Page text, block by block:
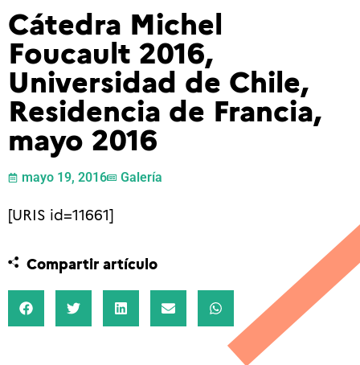
Cátedra Michel
Foucault 2016,
Universidad de Chile,
Residencia de Francia,
mayo 2016
mayo 19, 2016 Galería
[URIS id=11661]
Compartir artículo